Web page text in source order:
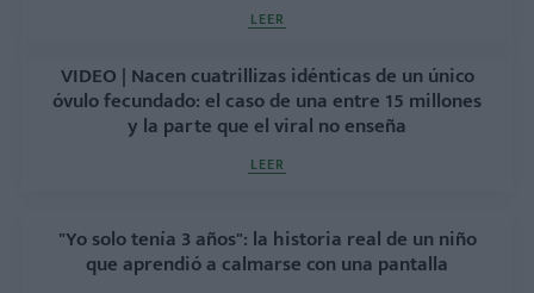
LEER
VIDEO | Nacen cuatrillizas idénticas de un único
óvulo fecundado: el caso de una entre 15 millones
y la parte que el viral no enseña
LEER
"Yo solo tenía 3 años": la historia real de un niño
que aprendió a calmarse con una pantalla